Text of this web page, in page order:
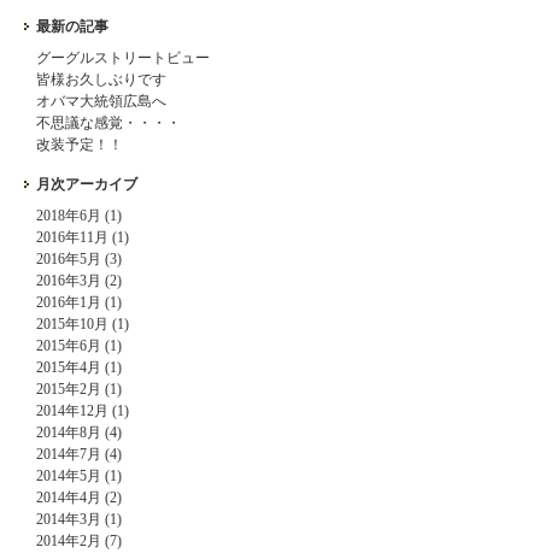
最新の記事
グーグルストリートビュー
皆様お久しぶりです
オバマ大統領広島へ
不思議な感覚・・・・
改装予定！！
月次アーカイブ
2018年6月 (1)
2016年11月 (1)
2016年5月 (3)
2016年3月 (2)
2016年1月 (1)
2015年10月 (1)
2015年6月 (1)
2015年4月 (1)
2015年2月 (1)
2014年12月 (1)
2014年8月 (4)
2014年7月 (4)
2014年5月 (1)
2014年4月 (2)
2014年3月 (1)
2014年2月 (7)